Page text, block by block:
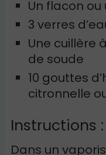
Un flacon
3 verres
Une cuillère
de soude
10 gouttes
citronnelle
Instructions :
Dans un